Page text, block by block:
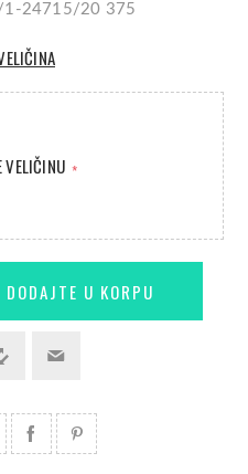
1-24715/20 375
VELIČINU *